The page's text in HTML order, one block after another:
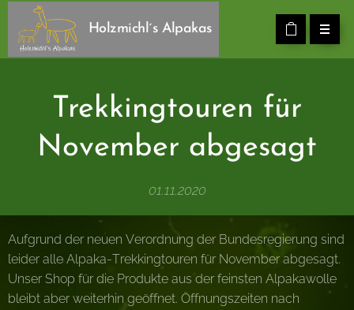
Holzmichl´s Alpakas
Trekkingtouren für
November abgesagt
01.11.2020
Aufgrund der neuen Verordnung der Bundesregierung sind
leider alle Alpaka-Trekkingtouren für November abgesagt.
Unser Shop für die Produkte aus der feinsten Alpakawolle
bleibt aber weiterhin geöffnet. Öffnungszeiten nach